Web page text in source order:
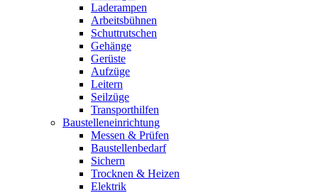
Laderampen
Arbeitsbühnen
Schuttrutschen
Gehänge
Gerüste
Aufzüge
Leitern
Seilzüge
Transporthilfen
Baustelleneinrichtung
Messen & Prüfen
Baustellenbedarf
Sichern
Trocknen & Heizen
Elektrik